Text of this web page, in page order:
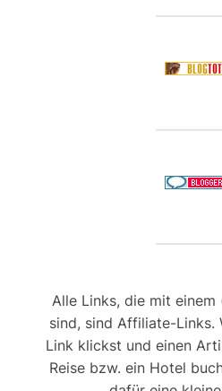
Alle Links, die mit
sind, sind Affiliate-Links.
Link klickst und einen
Reise bzw. ein Hotel